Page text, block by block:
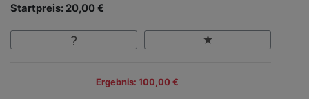
Startpreis: 20,00 €
Ergebnis: 100,00 €